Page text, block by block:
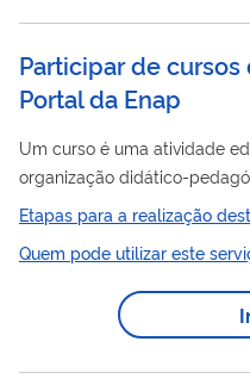
Participar de
Portal da Enap
Um curso é uma atividade
organização didático-
tipos de conteúdos que tratam do tema ou matéria a ser
objeto do processo de ensino-aprendizagem. ​ E os cursos de
inovação são projetados para desenvolver competências
práticas e teóricas, promover a
estimular a aplicação de
Etapas para a realização
Quem pode utilizar este